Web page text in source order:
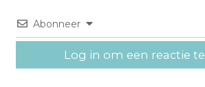
Abonneer
Log in om een reactie